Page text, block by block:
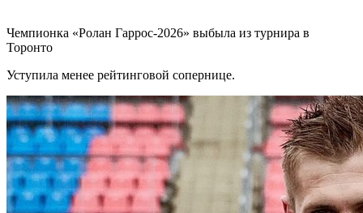
Чемпионка «Ролан Гаррос-2026» выбыла из турнира в
Торонто
Уступила менее рейтинговой сопернице.